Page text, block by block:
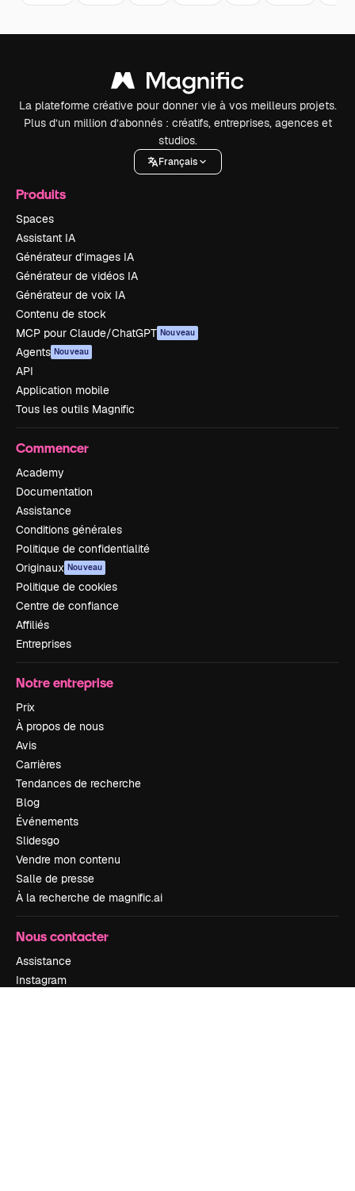
La plateforme créative pour donner vie à vos meilleurs projets.
Plus d’un million d’abonnés : créatifs, entreprises, agences et
studios.
Français
Produits
Spaces
Assistant IA
Générateur d’images IA
Générateur de vidéos IA
Générateur de voix IA
Contenu de stock
MCP pour Claude/ChatGPT Nouveau
Agents Nouveau
API
Application mobile
Tous les outils Magnific
Commencer
Academy
Documentation
Assistance
Conditions générales
Politique de confidentialité
Originaux Nouveau
Politique de cookies
Centre de confiance
Affiliés
Entreprises
Notre entreprise
Prix
À propos de nous
Avis
Carrières
Tendances de recherche
Blog
Événements
Slidesgo
Vendre mon contenu
Salle de presse
À la recherche de magnific.ai
Nous contacter
Assistance
Instagram